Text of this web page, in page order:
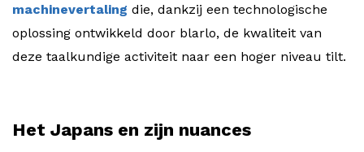
machinevertaling die, dankzij een technologische
oplossing ontwikkeld door blarlo, de kwaliteit van
deze taalkundige activiteit naar een hoger niveau tilt.
Het Japans en zijn nuances